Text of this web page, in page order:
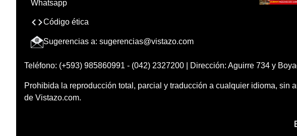
Código ética
Sugerencias a: sugerencias@vistazo.com
Teléfono: (+593) 985860991 - (042) 2327200 | Dirección: Aguirre 734 y
Prohibida la reproducción total, parcial y traducción a cualquier idioma, sin
de Vistazo.com.